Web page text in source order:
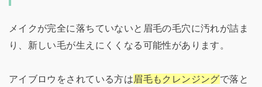
メイクが完全に落ちていないと眉毛の毛穴に汚れが詰ま
り、新しい毛が生えにくくなる可能性があります。
アイブロウをされている方は眉毛もクレンジングで落と